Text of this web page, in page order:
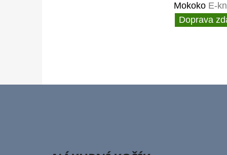
Mokoko E-
Doprava